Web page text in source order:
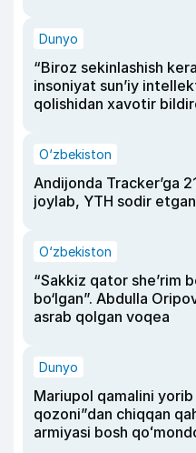
Dunyo
“Biroz sekinlashish
insoniyat sun’iy
qolishidan xavotir
O‘zbekiston
Andijonda Tracker’ga
joylab, YTH sodir
O‘zbekiston
“Sakkiz qator she’rim
bo‘lgan”. Abdulla
asrab qolgan voqea
Dunyo
Mariupol qamalini yorib
qozoni”dan chiqqan
armiyasi bosh